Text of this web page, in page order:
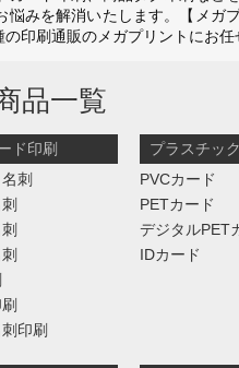
みを解消いたします。【メガ
印刷通販のメガプリントにお任
品一覧
ド印刷
刺
印刷
プラスチッ
PVCカード
PETカード
デジタルPET
IDカード